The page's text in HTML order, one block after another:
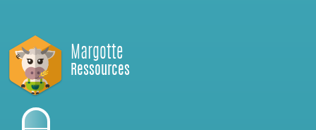
Margotte
Ressources